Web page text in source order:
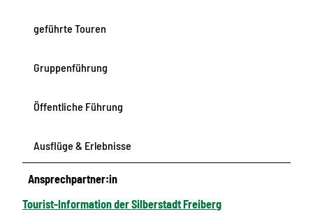
geführte Touren
Gruppenführung
Öffentliche Führung
Ausflüge & Erlebnisse
Ansprechpartner:in
Tourist-Information der Silberstadt Freiberg